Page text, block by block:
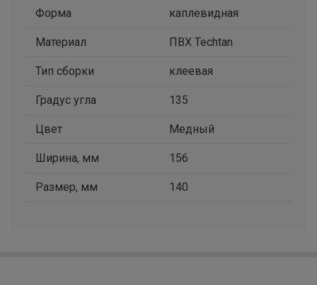
Форма каплевидная
Материал ПВХ Techtan
Тип сборки клеевая
Градус угла 135
Цвет Медный
Ширина, мм 156
Размер, мм 140